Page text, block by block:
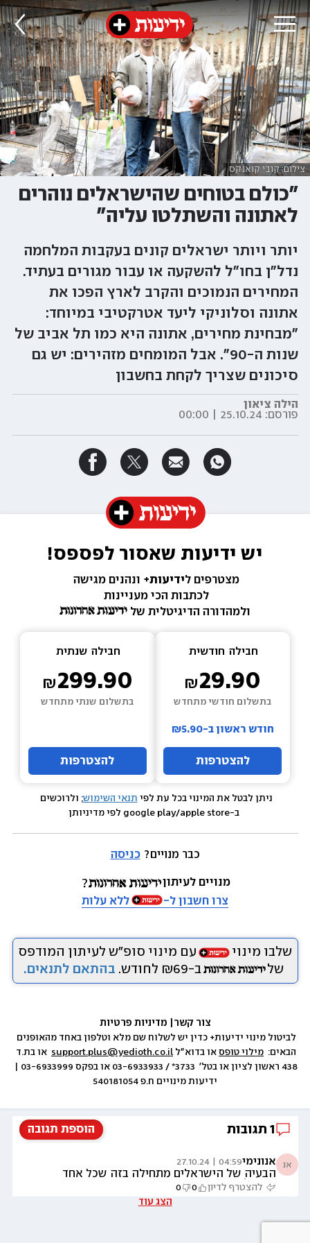
צילום: קובי קואנקס
"כולם בטוחים שהישראלים נוהרים
לאתונה והשתלטו עליה"
יותר ויותר ישראלים קונים בעקבות המלחמה
נדל"ן בחו"ל להשקעה או עבור מגורים בעתיד.
המחירים הנמוכים והקרב לארץ הפכו את
אתונה וסלוניקי ליעד אטרקטיבי במיוחד:
"מבחינת מחירים, אתונה היא כמו תל אביב של
שנות ה-90". אבל המומחים מזהירים: יש גם
סיכונים שצריך לקחת בחשבון
הילה ציאון
פורסם: 25.10.24 | 00:00
יש ידיעות שאסור לפספס!
מצטרפים לידיעות+ ונהנים מגישה
לכתבות הכי מעניינות
ולמהדורה הדיגיטלית של
חבילה חודשית
29.90
בתשלום חודשי מתחדש
חודש ראשון ב-₪5.90
להצטרפות
חבילה שנתית
299.90
בתשלום שנתי מתחדש
להצטרפות
ניתן לבטל את המינוי בכל עת לפי תנאי השימוש; ולרוכשים
כבר מנויים? כניסה
מנויים לעיתון
צרו חשבון ל-
ללא עלות
שלבו מינוי
עם מינוי סופ״ש לעיתון המודפס
של
ב-₪69 לחודש. בהתאם לתנאים.
צור קשר
הבאים: מילוי טופס או בדוא״ל support.plus@yedioth.co.il
ידיעות מינויים ח.פ 540181054
הוספת תגובה 1 תגובות
אנ אנונימי04:59 | 27.10.24
הבעיה של הישראלים מתחילה בזה שכל אחד
רוצה להרגיש ״עשיר״. חושב שאם הוא קונה ״נכס״
במקום זול-הוא ה״אדון״. אין דוחה מזה. כשקונים
דירה בחו״ל, צריך לקחת בחשבון המון מרכיבים ולא
ראיתי בשום מקום שמתקנים תשתיות או כבישים
להצטרף לדיון 0
0
הצג עוד